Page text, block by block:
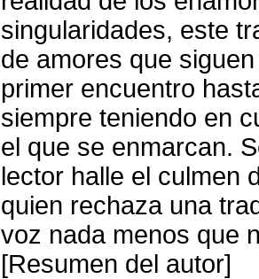
singularidades, este
de amores que
primer encuentro
siempre teniendo en
el que se enmarcan.
lector halle el culmen
quien rechaza una
voz nada menos que
[Resumen del autor]